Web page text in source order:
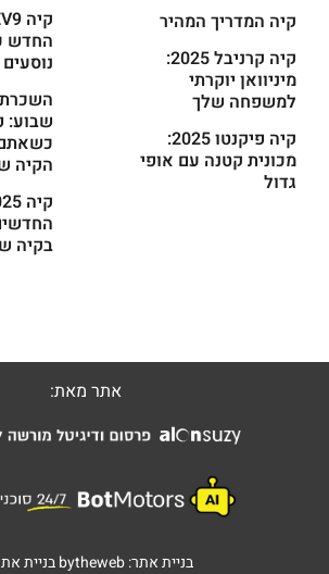
קיה המדריך המהיר
קיה קרניבל 2025:
מיניוואן יוקרתי
למשפחה שלך
קיה פיקנטו 2025:
מכונית קטנה עם אופי
גדול
החדש
נוסעים
השכרת
שבוע:
הקיה
בקיה
אתר מאת:
בניית אתר:bytheweb בניית